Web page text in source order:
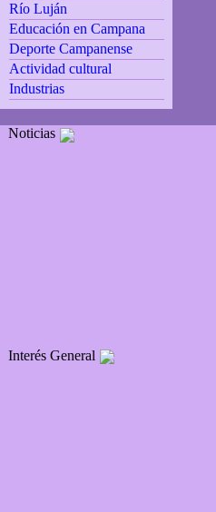
Río Luján
Educación en Campana
Deporte Campanense
Actividad cultural
Industrias
Noticias
Interés General